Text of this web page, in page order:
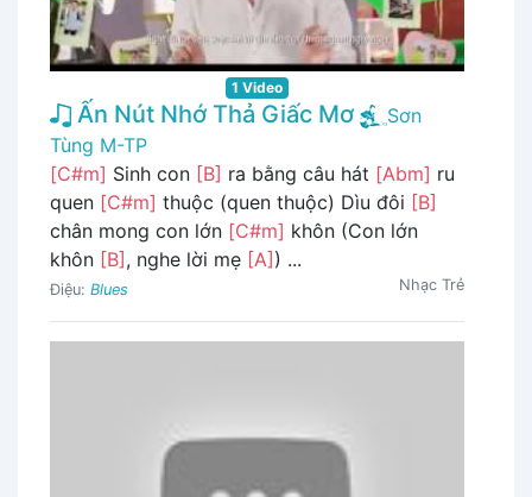
1 Video
Ấn Nút Nhớ Thả Giấc Mơ
Sơn
Tùng M-TP
[C#m] Sinh con [B] ra bằng câu hát [Abm] ru
quen [C#m] thuộc (quen thuộc) Dìu đôi [B]
chân mong con lớn [C#m] khôn (Con lớn
khôn [B], nghe lời mẹ [A]) ...
Điệu: Blues Nhạc Trẻ